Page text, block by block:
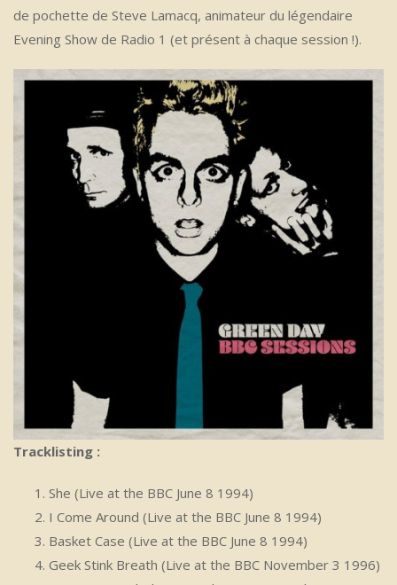
de pochette de Steve Lamacq, animateur du légendaire
Evening Show de Radio 1 (et présent à chaque session !).
Tracklisting :
She (Live at the BBC June 8 1994)
I Come Around (Live at the BBC June 8 1994)
Basket Case (Live at the BBC June 8 1994)
Geek Stink Breath (Live at the BBC November 3 1996)